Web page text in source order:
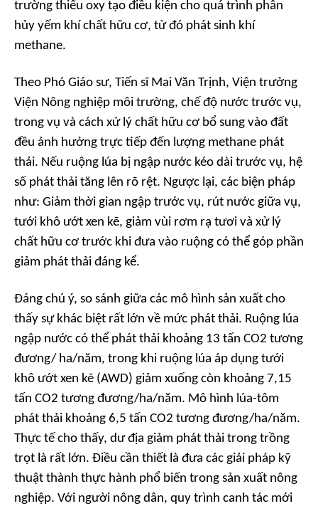
trường thiếu oxy tạo điều kiện cho quá trình phân
hủy yếm khí chất hữu cơ, từ đó phát sinh khí
methane.
Theo Phó Giáo sư, Tiến sĩ Mai Văn Trịnh, Viện trưởng
Viện Nông nghiệp môi trường, chế độ nước trước vụ,
trong vụ và cách xử lý chất hữu cơ bổ sung vào đất
đều ảnh hưởng trực tiếp đến lượng methane phát
thải. Nếu ruộng lúa bị ngập nước kéo dài trước vụ, hệ
số phát thải tăng lên rõ rệt. Ngược lại, các biện pháp
như: Giảm thời gian ngập trước vụ, rút nước giữa vụ,
tưới khô ướt xen kẽ, giảm vùi rơm rạ tươi và xử lý
chất hữu cơ trước khi đưa vào ruộng có thể góp phần
giảm phát thải đáng kể.
Đáng chú ý, so sánh giữa các mô hình sản xuất cho
thấy sự khác biệt rất lớn về mức phát thải. Ruộng lúa
ngập nước có thể phát thải khoảng 13 tấn CO2 tương
đương/ ha/năm, trong khi ruộng lúa áp dụng tưới
khô ướt xen kẽ (AWD) giảm xuống còn khoảng 7,15
tấn CO2 tương đương/ha/năm. Mô hình lúa-tôm
phát thải khoảng 6,5 tấn CO2 tương đương/ha/năm.
Thực tế cho thấy, dư địa giảm phát thải trong trồng
trọt là rất lớn. Điều cần thiết là đưa các giải pháp kỹ
thuật thành thực hành phổ biến trong sản xuất nông
nghiệp. Với người nông dân, quy trình canh tác mới